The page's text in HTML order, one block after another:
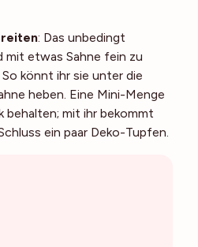
: Das unbedingt
mit etwas Sahne fein zu
könnt ihr sie unter die
heben. Eine Mini-Menge
behalten; mit ihr bekommt
ein paar Deko-Tupfen.